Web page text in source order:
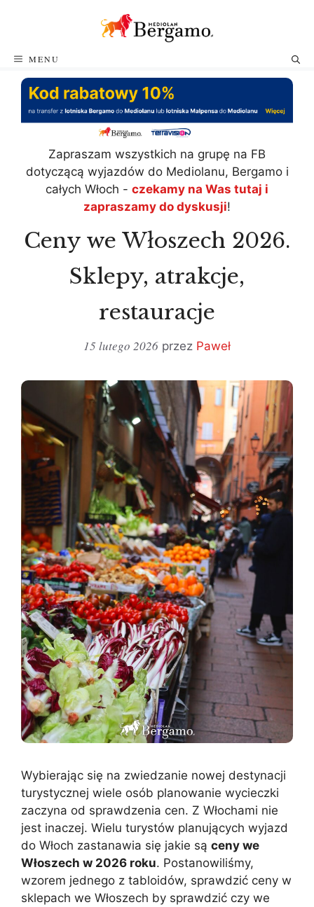
MENU
Zapraszam wszystkich na grupę na FB
dotyczącą wyjazdów do Mediolanu, Bergamo i
całych Włoch - czekamy na Was tutaj i
zapraszamy do dyskusji!
Ceny we Włoszech 2026.
Sklepy, atrakcje,
restauracje
15 lutego 2026 przez Paweł
Wybierając się na zwiedzanie nowej destynacji
turystycznej wiele osób planowanie wycieczki
zaczyna od sprawdzenia cen. Z Włochami nie
jest inaczej. Wielu turystów planujących wyjazd
do Włoch zastanawia się jakie są ceny we
Włoszech w 2026 roku. Postanowiliśmy,
wzorem jednego z tabloidów, sprawdzić ceny w
sklepach we Włoszech by sprawdzić czy we